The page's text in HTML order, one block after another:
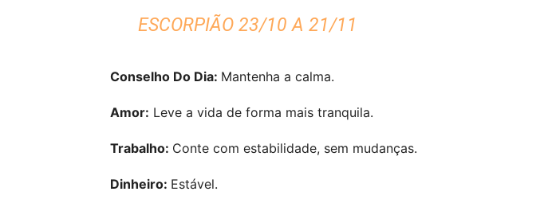
ESCORPIÃO 23/10 A 21/11
Conselho Do Dia: Mantenha a calma.
Amor: Leve a vida de forma mais tranquila.
Trabalho: Conte com estabilidade, sem mudanças.
Dinheiro: Estável.